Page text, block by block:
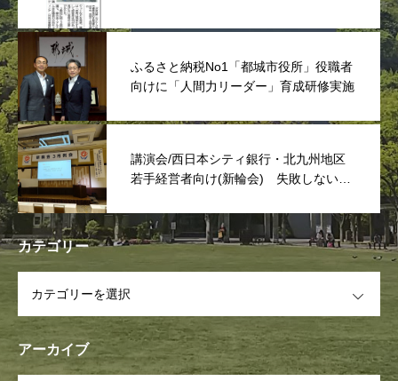
ふるさと納税No1「都城市役所」役職者
向けに「人間力リーダー」育成研修実施
講演会/西日本シティ銀行・北九州地区
若手経営者向け(新輪会) 失敗しない次
カテゴリー
アーカイブ